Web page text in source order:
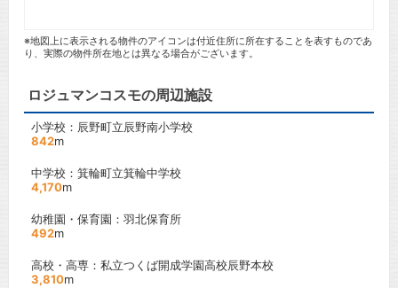
※地図上に表示される物件のアイコンは付近住所に所在することを表すものであ
り、実際の物件所在地とは異なる場合がございます。
ロジュマンコスモの周辺施設
小学校：辰野町立辰野南小学校
842m
中学校：箕輪町立箕輪中学校
4,170m
幼稚園・保育園：羽北保育所
492m
高校・高専：私立つくば開成学園高校辰野本校
3,810m